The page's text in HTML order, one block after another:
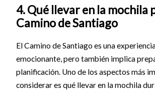
4. Qué llevar en la mochila
Camino de Santiago
El Camino de Santiago es una
emocionante, pero también implica
planificación. Uno de los aspectos más
considerar es qué llevar en la mochila